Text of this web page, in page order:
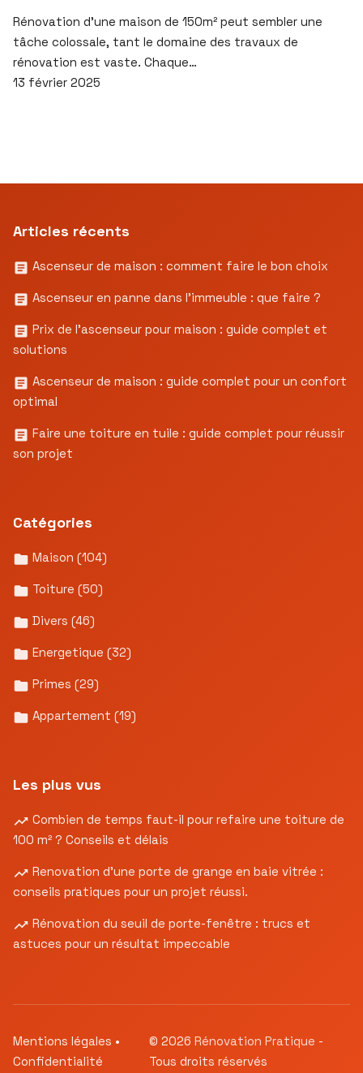
Rénovation d’une maison de 150m² peut sembler une
tâche colossale, tant le domaine des travaux de
rénovation est vaste. Chaque…
13 février 2025
Articles récents
Ascenseur de maison : comment faire le bon choix
Ascenseur en panne dans l’immeuble : que faire ?
Prix de l’ascenseur pour maison : guide complet et
solutions
Ascenseur de maison : guide complet pour un confort
optimal
Faire une toiture en tuile : guide complet pour réussir
son projet
Catégories
Maison (104)
Toiture (50)
Divers (46)
Energetique (32)
Primes (29)
Appartement (19)
Les plus vus
Combien de temps faut-il pour refaire une toiture de
100 m² ? Conseils et délais
Renovation d’une porte de grange en baie vitrée :
conseils pratiques pour un projet réussi.
Rénovation du seuil de porte-fenêtre : trucs et
astuces pour un résultat impeccable
Mentions légales •
Confidentialité
© 2026 Rénovation Pratique -
Tous droits réservés